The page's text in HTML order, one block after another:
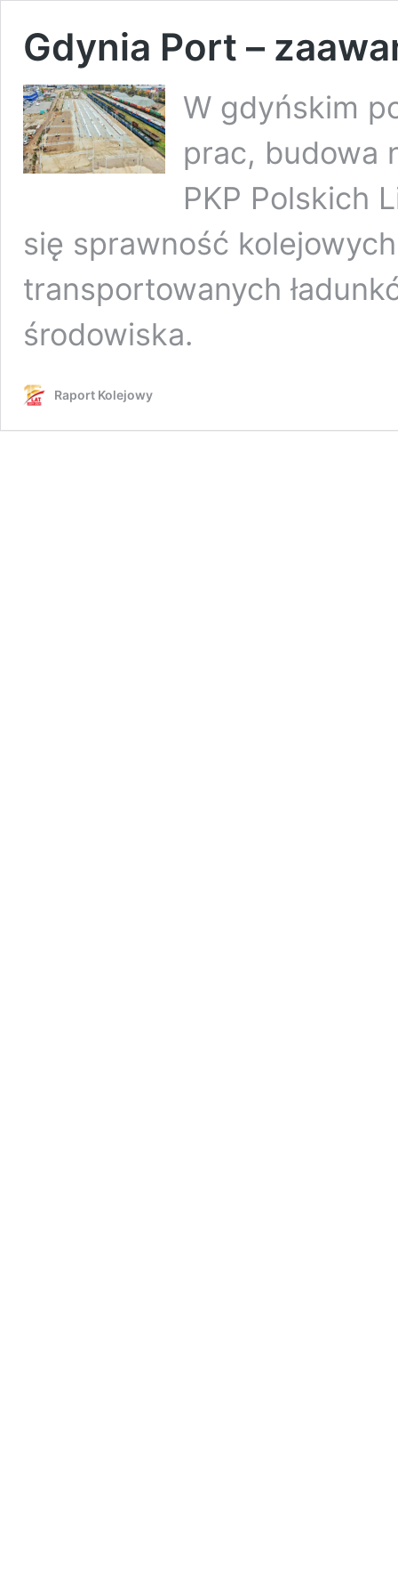
Gdynia Port –
W gdyńskim
prac, budowa
PKP Polskich
się sprawność
transportowanych
środowiska.
Raport Kolejowy